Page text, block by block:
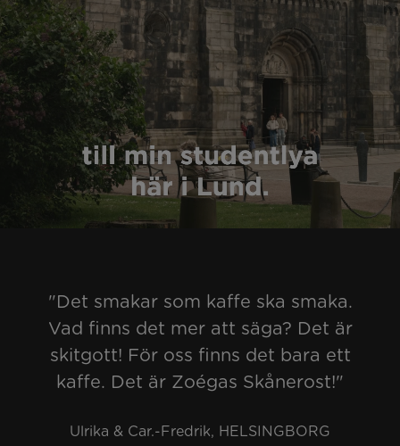
"Det smakar som kaffe ska smaka.
Vad finns det mer att säga? Det är
skitgott! För oss finns det bara ett
kaffe. Det är Zoégas Skånerost!"
Ulrika & Car.-Fredrik, HELSINGBORG